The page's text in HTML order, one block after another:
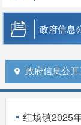
政府信息
 政府信息公
红场镇2025